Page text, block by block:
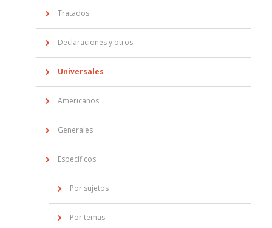
Tratados
Declaraciones y otros
Universales
Americanos
Generales
Específicos
Por sujetos
Por temas